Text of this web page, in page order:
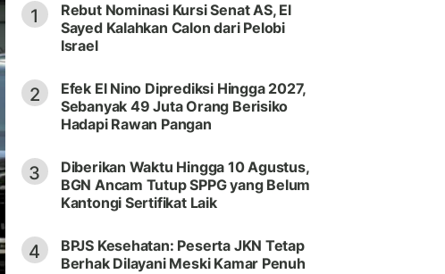
1
Rebut Nominasi Kursi Senat AS, El
Sayed Kalahkan Calon dari Pelobi
Israel
2
Efek El Nino Diprediksi Hingga 2027,
Sebanyak 49 Juta Orang Berisiko
Hadapi Rawan Pangan
3
Diberikan Waktu Hingga 10 Agustus,
BGN Ancam Tutup SPPG yang Belum
Kantongi Sertifikat Laik
4
BPJS Kesehatan: Peserta JKN Tetap
Berhak Dilayani Meski Kamar Penuh